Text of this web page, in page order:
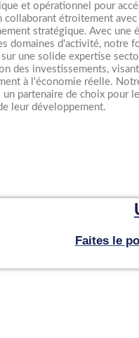
et opérationnel pour
collaborant étroitement
stratégique. Avec une
domaines d'activité, notre
une solide expertise
des investissements,
à l'économie réelle.
partenaire de choix pour
leur développement.
Faites le